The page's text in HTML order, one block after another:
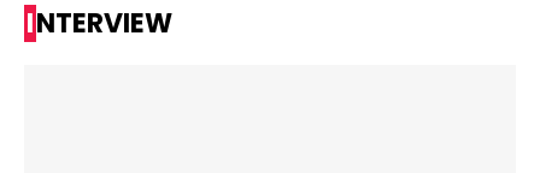
INTERVIEW